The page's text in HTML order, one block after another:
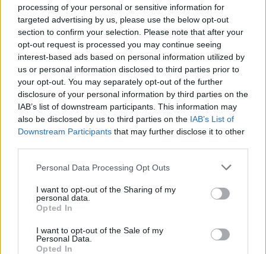
processing of your personal or sensitive information for
targeted advertising by us, please use the below opt-out
section to confirm your selection. Please note that after your
opt-out request is processed you may continue seeing
interest-based ads based on personal information utilized by
us or personal information disclosed to third parties prior to
your opt-out. You may separately opt-out of the further
disclosure of your personal information by third parties on the
IAB’s list of downstream participants. This information may
also be disclosed by us to third parties on the IAB’s List of
Downstream Participants that may further disclose it to other
Personal Data Processing Opt Outs
I want to opt-out of the Sharing of my
personal data.
Opted In
I want to opt-out of the Sale of my
Personal Data.
Opted In
Nemzetközi konfliktusok és együttműködés
IV. Béla és a tatárjárás
Ha a felkészülés során a tanulásra szánt időt nem akarod a legújabb
tételkidolgozások keresgélésével tölteni, akkor iratkozz fel heti
Ebben rendszeresen tájékoztatunk majd a szaktanárok
által kidolgozott, legfrissebb, letölthető érettségi tételekről - nemcsak
a történelem tantárgyból!